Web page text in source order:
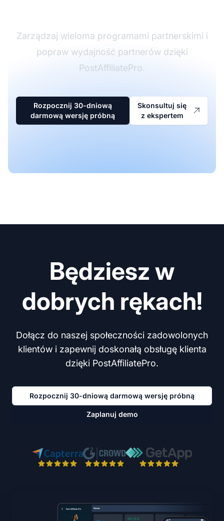
Zarządzaj wieloma programami partnerskimi i
popraw wydajność partnerów dzięki
PostAffiliatePro.
Rozpocznij 30-dniową
darmową wersję próbną
Skonsultuj się
z ekspertem
Będziesz w
dobrych rękach!
Dołącz do naszej społeczności zadowolonych
klientów i zapewnij doskonałą obsługę klienta
dzięki PostAffiliatePro.
Rozpocznij 30-dniową darmową wersję próbną
Zaplanuj demo